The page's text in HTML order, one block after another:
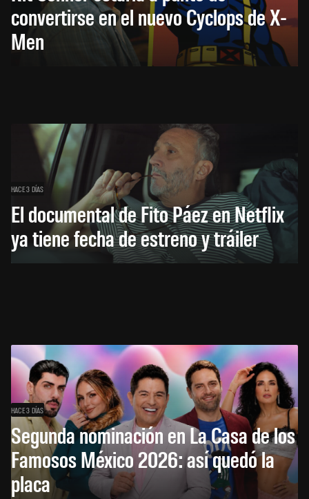
convertirse en el nuevo Cyclops de X-
Men
HACE 3 DÍAS
El documental de Fito Páez en Netflix
ya tiene fecha de estreno y tráiler
HACE 3 DÍAS
Segunda nominación en La Casa de los
Famosos México 2026: así quedó la
placa